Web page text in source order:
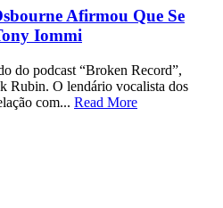
Afirmou Que Se
Iommi
do podcast “Broken Record”,
Rubin. O lendário vocalista dos
com... Read More